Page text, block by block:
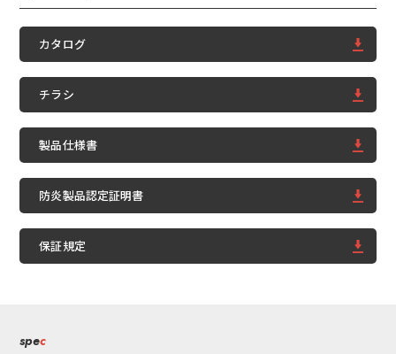
カタログ
チラシ
製品仕様書
防炎製品認定証明書
保証規定
spec